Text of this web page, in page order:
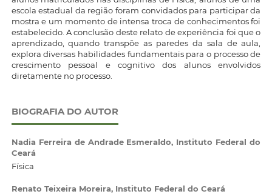
escola estadual da região foram convidados para participar da
mostra e um momento de intensa troca de conhecimentos foi
estabelecido. A conclusão deste relato de experiência foi que o
aprendizado, quando transpõe as paredes da sala de aula,
explora diversas habilidades fundamentais para o processo de
crescimento pessoal e cognitivo dos alunos envolvidos
diretamente no processo.
BIOGRAFIA DO AUTOR
Nadia Ferreira de Andrade Esmeraldo, Instituto Federal do
Ceará
Física
Renato Teixeira Moreira, Instituto Federal do Ceará